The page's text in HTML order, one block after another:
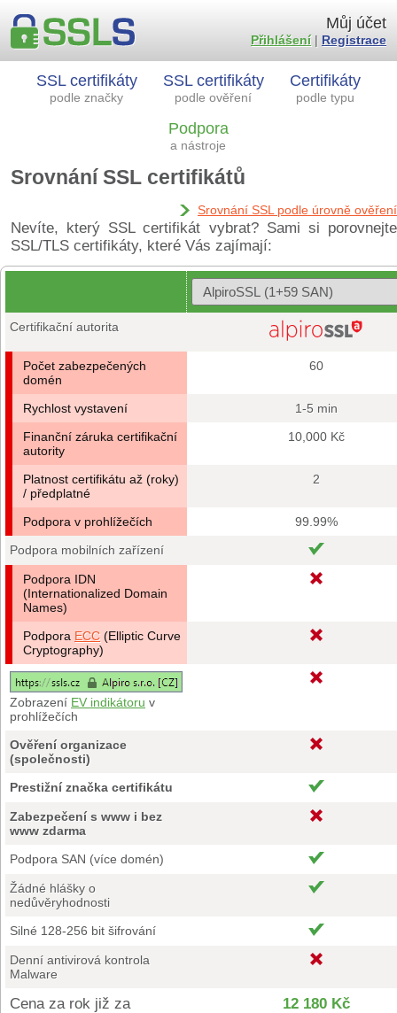
SSL certifikáty
podle značky
SSL certifikáty
podle ověření
Certifikáty
podle typu
Podpora
a nástroje
Můj účet
Přihlášení| Registrace
Srovnání SSL certifikátů
Srovnání SSL podle úrovně ověření
Nevíte, který SSL certifikát vybrat? Sami si porovnejte
SSL/TLS certifikáty, které Vás zajímají:
Certifikační autorita
Počet zabezpečených
domén
60
Rychlost vystavení
1-5 min
Finanční záruka certifikační
autority
10,000 Kč
Platnost certifikátu až (roky)
/ předplatné
2
Podpora v prohlížečích
99.99%
Podpora mobilních zařízení
Podpora IDN
(Internationalized Domain
Names)
Podpora ECC (Elliptic Curve
Cryptography)
Zobrazení EV indikátoru v
prohlížečích
Ověření organizace
(společnosti)
Prestižní značka certifikátu
Zabezpečení s www i bez
www zdarma
Podpora SAN (více domén)
Žádné hlášky o
nedůvěryhodnosti
Silné 128-256 bit šifrování
Denní antivirová kontrola
Malware
Cena za rok již za 12 180 Kč